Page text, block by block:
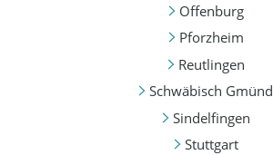
Offenburg
Pforzheim
Reutlingen
Schwäbisch Gmünd
Sindelfingen
Stuttgart